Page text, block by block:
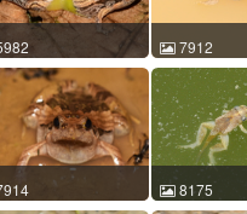
蛙 Microhyla pulchra
林 2014-04-18
中国云南 ACM
7912
花姬蛙
包浩然
21:32:29 中
id:7912
8175